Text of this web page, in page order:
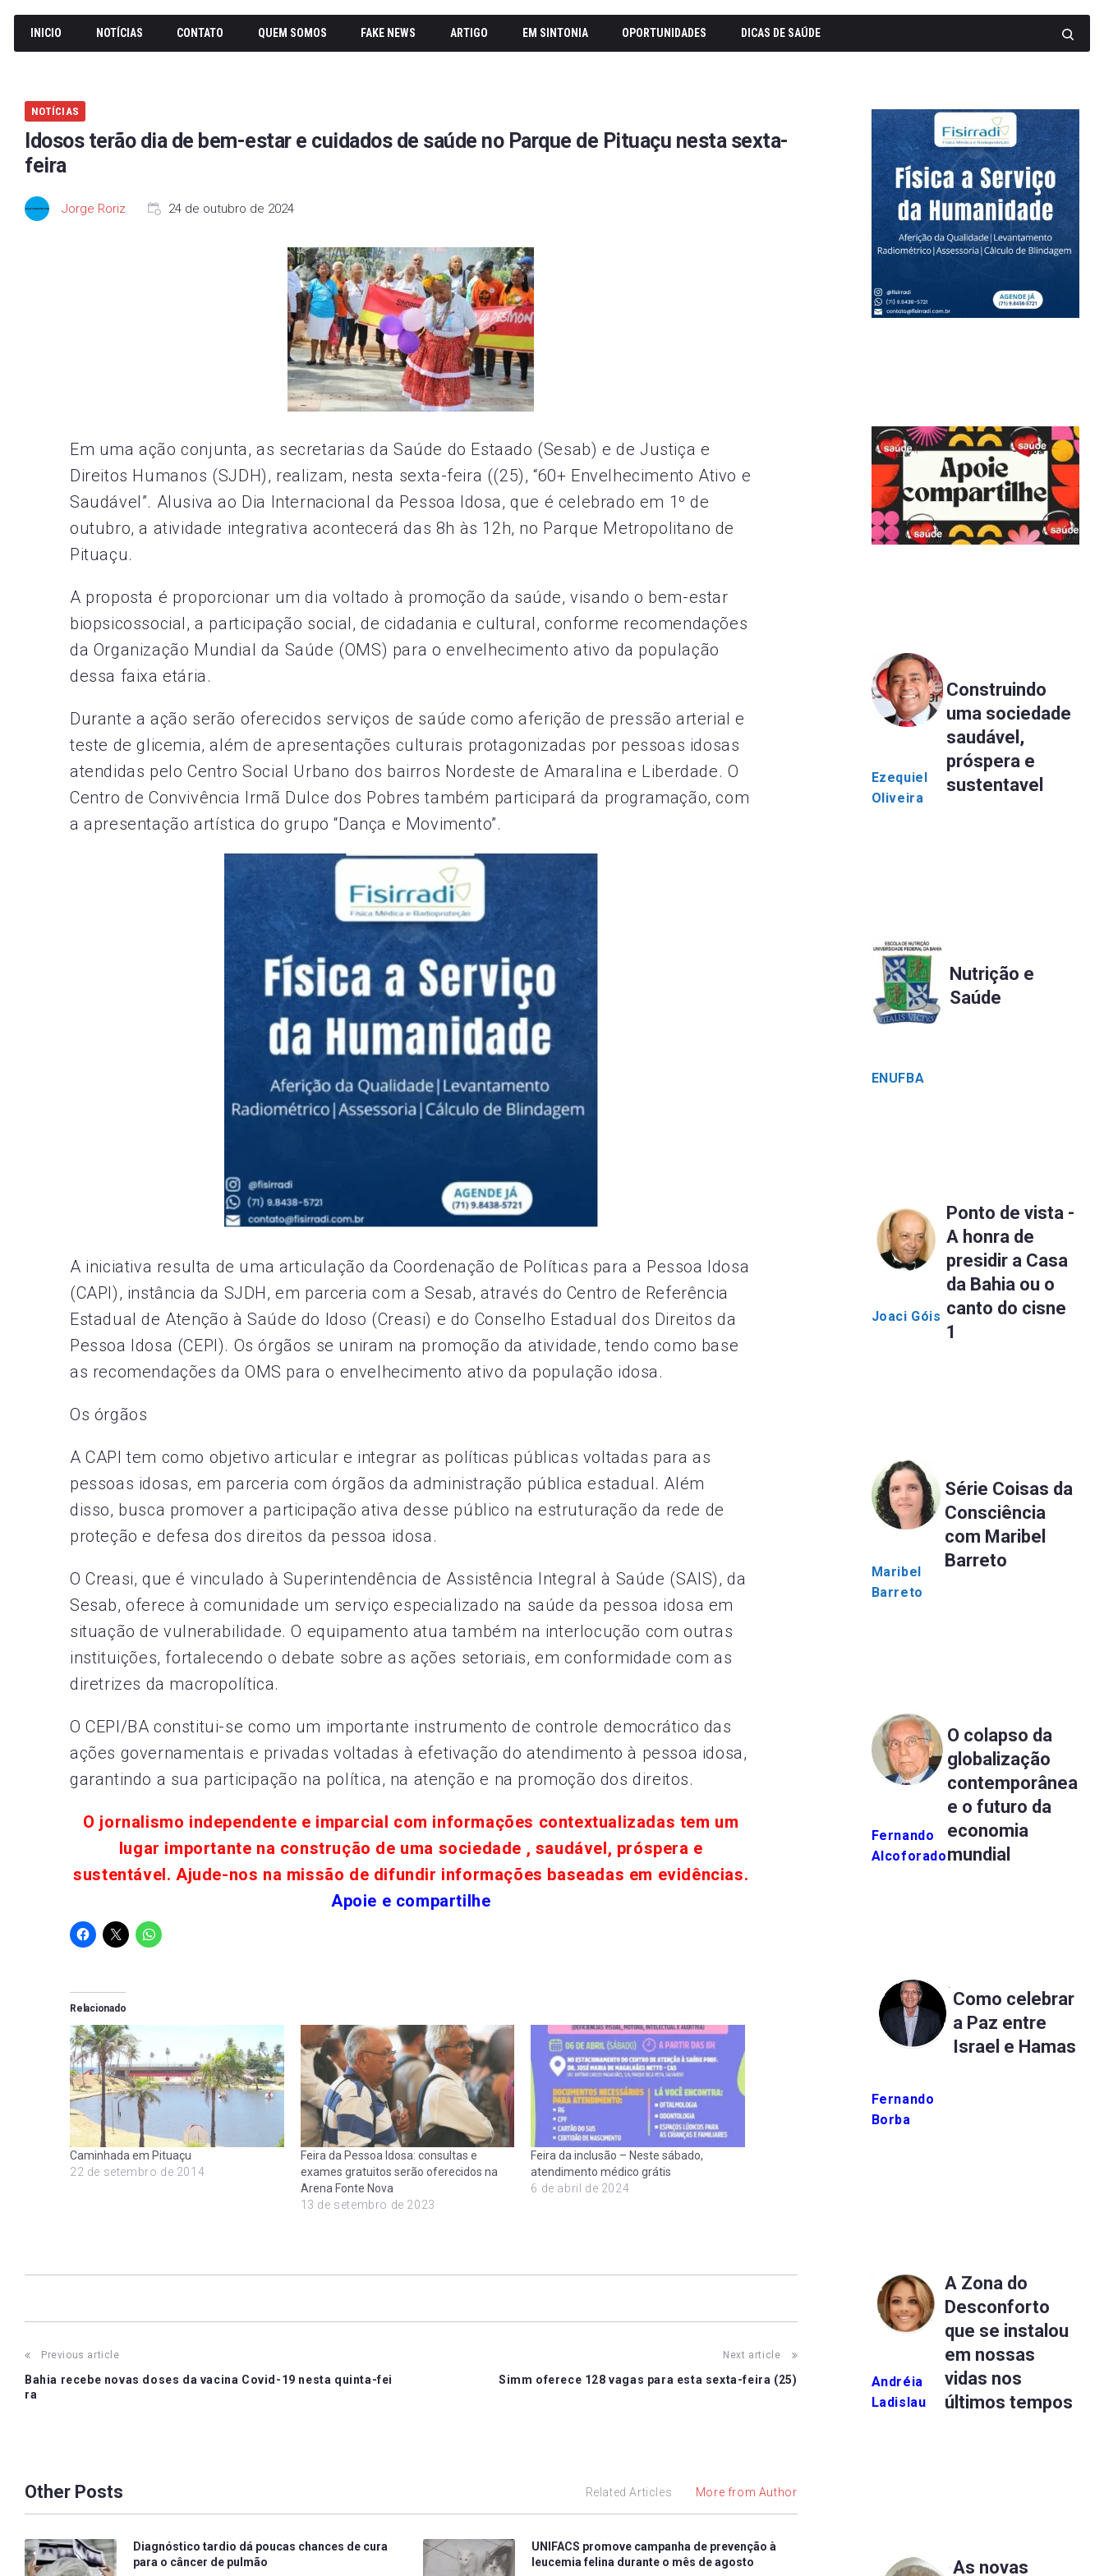
INICIO NOTÍCIAS CONTATO QUEM SOMOS FAKE NEWS ARTIGO EM SINTONIA OPORTUNIDADES DICAS DE SAÚDE
NOTÍCIAS
Idosos terão dia de bem-estar e cuidados de saúde no Parque de Pituaçu nesta sexta-
feira
Jorge Roriz 24 de outubro de 2024
Em uma ação conjunta, as secretarias da Saúde do Estaado (Sesab) e de Justiça e
Direitos Humanos (SJDH), realizam, nesta sexta-feira ((25), “60+ Envelhecimento Ativo e
Saudável”. Alusiva ao Dia Internacional da Pessoa Idosa, que é celebrado em 1º de
outubro, a atividade integrativa acontecerá das 8h às 12h, no Parque Metropolitano de
Pituaçu.
A proposta é proporcionar um dia voltado à promoção da saúde, visando o bem-estar
biopsicossocial, a participação social, de cidadania e cultural, conforme recomendações
da Organização Mundial da Saúde (OMS) para o envelhecimento ativo da população
dessa faixa etária.
Durante a ação serão oferecidos serviços de saúde como aferição de pressão arterial e
teste de glicemia, além de apresentações culturais protagonizadas por pessoas idosas
atendidas pelo Centro Social Urbano dos bairros Nordeste de Amaralina e Liberdade. O
Centro de Convivência Irmã Dulce dos Pobres também participará da programação, com
a apresentação artística do grupo “Dança e Movimento”.
A iniciativa resulta de uma articulação da Coordenação de Políticas para a Pessoa Idosa
(CAPI), instância da SJDH, em parceria com a Sesab, através do Centro de Referência
Estadual de Atenção à Saúde do Idoso (Creasi) e do Conselho Estadual dos Direitos da
Pessoa Idosa (CEPI). Os órgãos se uniram na promoção da atividade, tendo como base
as recomendações da OMS para o envelhecimento ativo da população idosa.
Os órgãos
A CAPI tem como objetivo articular e integrar as políticas públicas voltadas para as
pessoas idosas, em parceria com órgãos da administração pública estadual. Além
disso, busca promover a participação ativa desse público na estruturação da rede de
proteção e defesa dos direitos da pessoa idosa.
O Creasi, que é vinculado à Superintendência de Assistência Integral à Saúde (SAIS), da
Sesab, oferece à comunidade um serviço especializado na saúde da pessoa idosa em
situação de vulnerabilidade. O equipamento atua também na interlocução com outras
instituições, fortalecendo o debate sobre as ações setoriais, em conformidade com as
diretrizes da macropolítica.
O CEPI/BA constitui-se como um importante instrumento de controle democrático das
ações governamentais e privadas voltadas à efetivação do atendimento à pessoa idosa,
garantindo a sua participação na política, na atenção e na promoção dos direitos.
O jornalismo independente e imparcial com informações contextualizadas tem um
lugar importante na construção de uma sociedade , saudável, próspera e
sustentável. Ajude-nos na missão de difundir informações baseadas em evidências.
Apoie e compartilhe
Relacionado
Caminhada em Pituaçu
22 de setembro de 2014
Feira da Pessoa Idosa: consultas e
exames gratuitos serão oferecidos na
Arena Fonte Nova
13 de setembro de 2023
Feira da inclusão – Neste sábado,
atendimento médico grátis
6 de abril de 2024
Post
navigation
Previous article
Bahia recebe novas doses da vacina Covid-19 nesta quinta-fei
ra
Next article
Simm oferece 128 vagas para esta sexta-feira (25)
Other Posts Related Articles More from Author
Diagnóstico tardio dá poucas chances de cura
para o câncer de pulmão
UNIFACS promove campanha de prevenção à
leucemia felina durante o mês de agosto
Ezequiel
Oliveira
Construindo
uma sociedade
saudável,
próspera e
sustentavel
ENUFBA
Nutrição e
Saúde
Joaci Góis
Ponto de vista -
A honra de
presidir a Casa
da Bahia ou o
canto do cisne
1
Maribel
Barreto
Série Coisas da
Consciência
com Maribel
Barreto
Fernando
Alcoforado
O colapso da
globalização
contemporânea
e o futuro da
economia
mundial
Fernando
Borba
Como celebrar
a Paz entre
Israel e Hamas
Andréia
Ladislau
A Zona do
Desconforto
que se instalou
em nossas
vidas nos
últimos tempos
As novas